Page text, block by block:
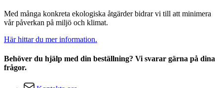
Med många konkreta ekologiska åtgärder bidrar vi till att minimera
vår påverkan på miljö och klimat.
Här hittar du mer information.
Behöver du hjälp med din beställning? Vi svarar gärna på dina
frågor.